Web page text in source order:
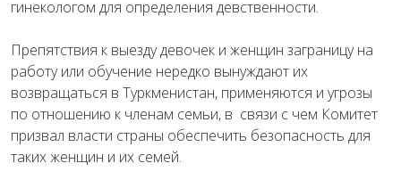
гинекологом для определения девственности.
Препятствия к выезду девочек и женщин заграницу на
работу или обучение нередко вынуждают их
возвращаться в Туркменистан, применяются и угрозы
по отношению к членам семьи, в связи с чем Комитет
призвал власти страны обеспечить безопасность для
таких женщин и их семей.